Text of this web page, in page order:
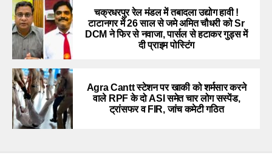
चक्रधरपुर रेल मंडल में तबादला उद्योग हावी !
टाटानगर में 26 साल से जमे अमित चौधरी को Sr
DCM ने फिर से नवाजा, पार्सल से हटाकर गुड्स में
दी प्राइम पोस्टिंग
Agra Cantt स्टेशन पर खाकी को शर्मसार करने
वाले RPF के दो ASI समेत चार लोग सस्पेंड,
ट्रांसफर व FIR, जांच कमेटी गठित